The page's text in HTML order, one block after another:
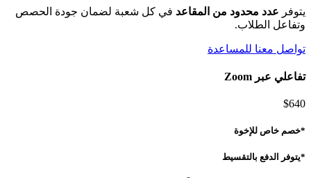
يتوفر عدد محدود من المقاعد في كل شعبة لضمان جودة الحصص
وتفاعل الطلاب.
تواصل معنا للمساعدة
تفاعلي عبر Zoom
$640
*خصم خاص للإخوة
*يتوفر الدفع بالتقسيط